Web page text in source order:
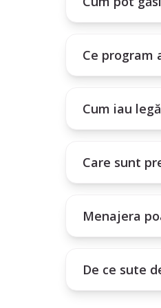
Ce program
Cum iau
Care sunt
Menajera
De ce sute